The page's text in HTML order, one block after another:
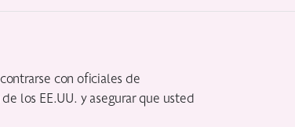
con oficiales de
los EE.UU. y asegurar que usted